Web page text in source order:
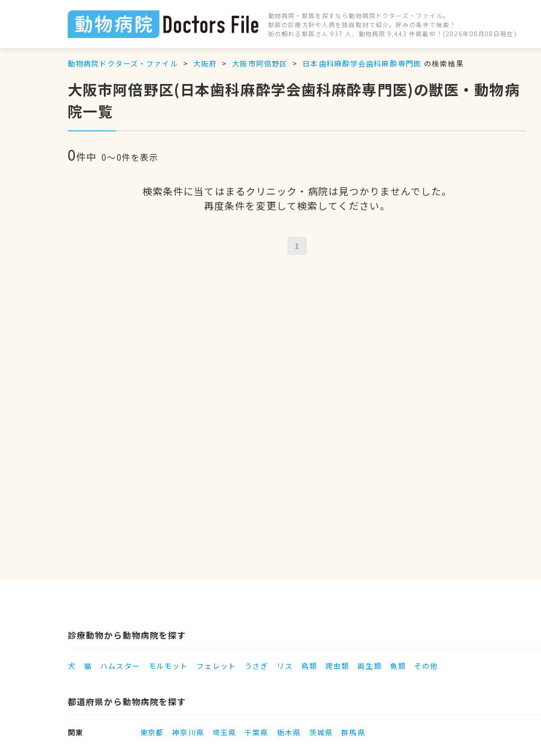
動物病院・獣医を探すなら動物病院ドクターズ・ファイル。
獣医の診療方針や人柄を独自取材で紹介。好みの条件で検索！
街の頼れる獣医さん 937 人、動物病院 9,443 件掲載中！(2026年08月08日現在)
動物病院ドクターズ・ファイル 大阪府 大阪市阿倍野区 日本歯科麻酔学会歯科麻酔専門医 の検索結果
大阪市阿倍野区(日本歯科麻酔学会歯科麻酔専門医)の獣医・動物病
院一覧
0件中 0〜0件を表示
検索条件に当てはまるクリニック・病院は見つかりませんでした。
再度条件を変更して検索してください。
1
診療動物から動物病院を探す
犬 猫 ハムスター モルモット フェレット うさぎ リス 鳥類 爬虫類 両生類 魚類 その他
都道府県から動物病院を探す
関東 東京都 神奈川県 埼玉県 千葉県 栃木県 茨城県
群馬県